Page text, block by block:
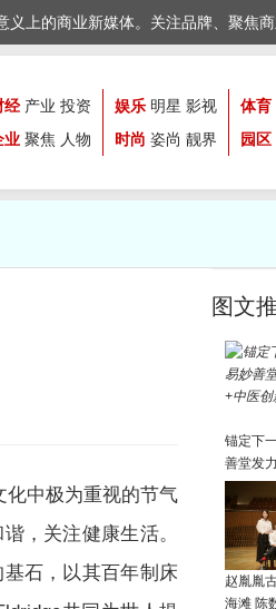
上的商业新媒体。关注品牌、聚焦商
经 产业 投资
业 聚焦 人物
娱乐 明星 影视
时尚 姿尚 靓界
体育
园区
化中极为重视的节气
，关注健康生活。
石，以其百年制床
图文
锚定下
善堂发
赵胤胤
海滩 陈